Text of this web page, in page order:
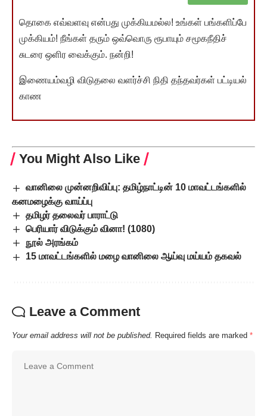
தொகை எவ்வளவு என்பது முக்கியமல்ல! உங்கள் பங்களிப்பே
முக்கியம்! நீங்கள் தரும் ஒவ்வொரு ரூபாயும் சமூகநீதிச்
சுடரை ஒளிர வைக்கும். நன்றி!
இணையம்வழி விடுதலை வளர்ச்சி நிதி தந்தவர்கள் பட்டியல்
காண
You Might Also Like
வானிலை முன்னறிவிப்பு: தமிழ்நாட்டின் 10 மாவட்டங்களில்
கனமழைக்கு வாய்ப்பு
தமிழர் தலைவர் பாராட்டு
பெரியார் விடுக்கும் வினா! (1080)
நூல் அரங்கம்
15 மாவட்டங்களில் மழை வானிலை ஆய்வு மய்யம் தகவல்
Leave a Comment
Your email address will not be published. Required fields are marked *